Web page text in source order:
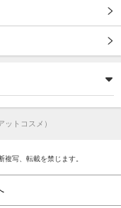
トコスメ）
写、転載を禁じます。